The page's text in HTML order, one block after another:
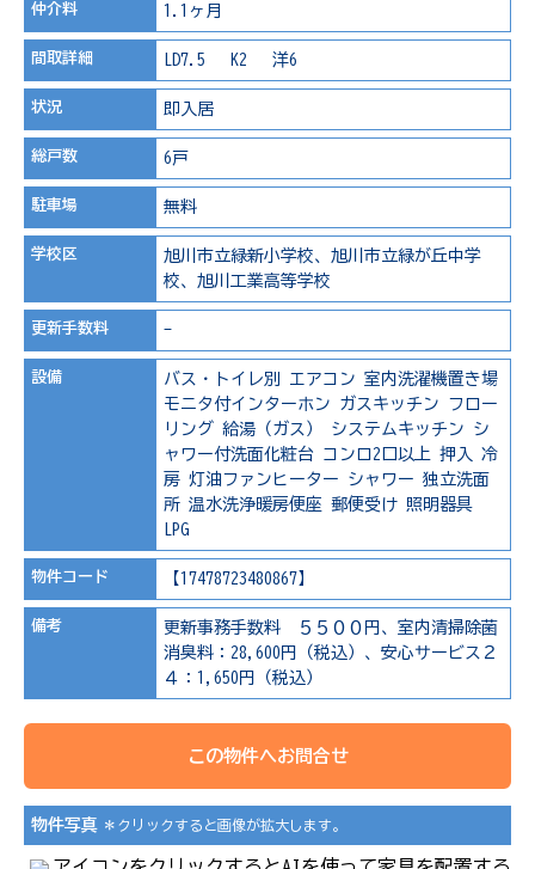
仲介料 1.1ヶ月
間取詳細 LD7.5 K2 洋6
状況 即入居
総戸数 6戸
駐車場 無料
学校区
旭川市立緑新小学校、旭川市立緑が丘中学
校、旭川工業高等学校
更新手数料 -
設備 バス・トイレ別 エアコン 室内洗濯機置き場
モニタ付インターホン
ガスキッチン
フロー
リング
給湯（ガス） システムキッチン
シ
ャワー付洗面化粧台 コンロ2口以上 押入
冷
房 灯油ファンヒーター シャワー 独立洗面
所 温水洗浄暖房便座 郵便受け 照明器具
LPG
物件コード 【17478723480867】
備考
更新事務手数料 ５５００円、室内清掃除菌
消臭料：28,600円（税込）、安心サービス２
４：1,650円（税込）
この物件へお問合せ
物件写真 ＊クリックすると画像が拡大します。